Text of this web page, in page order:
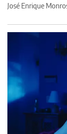
José Enrique